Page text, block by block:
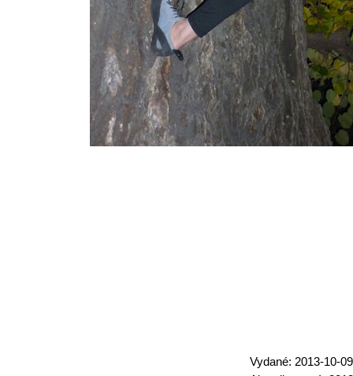
Vydané: 2013-10-09